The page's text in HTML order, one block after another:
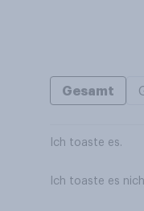
Gesamt
Ich toaste es.
Ich toaste es